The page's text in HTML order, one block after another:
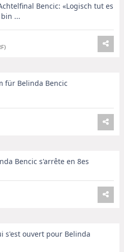
Bencic: «Logisch tut es
...
für Belinda Bencic
Bencic s'arrête en 8es
s'est ouvert pour Belinda